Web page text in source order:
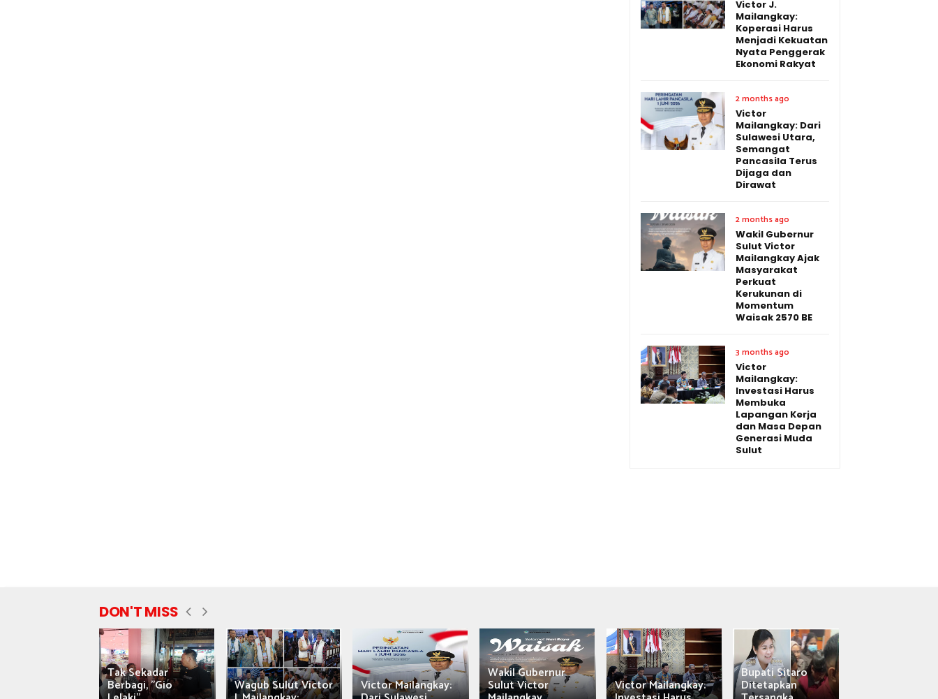
Victor J.
Mailangkay:
Koperasi Harus
Menjadi Kekuatan
Nyata Penggerak
Ekonomi Rakyat
2 months ago
Victor
Mailangkay: Dari
Sulawesi Utara,
Semangat
Pancasila Terus
Dijaga dan
Dirawat
2 months ago
Wakil Gubernur
Sulut Victor
Mailangkay Ajak
Masyarakat
Perkuat
Kerukunan di
Momentum
Waisak 2570 BE
3 months ago
Victor
Mailangkay:
Investasi Harus
Membuka
Lapangan Kerja
dan Masa Depan
Generasi Muda
Sulut
DON'T MISS
Tak Sekadar
Berbagi, "Gio Wagub Sulut Victor Victor Mailangkay:
Wakil Gubernur
Sulut Victor Victor Mailangkay:
Bupati Sitaro
Ditetapkan